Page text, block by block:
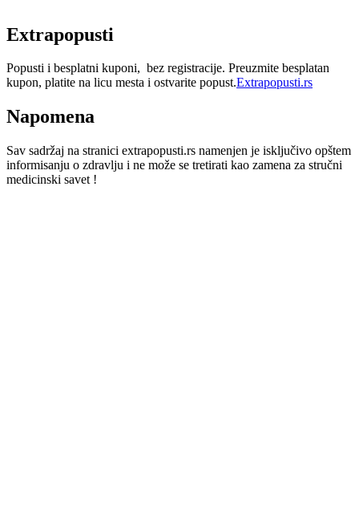
Extrapopusti
Popusti i besplatni kuponi, bez registracije. Preuzmite besplatan
kupon, platite na licu mesta i ostvarite popust.Extrapopusti.rs
Napomena
Sav sadržaj na stranici extrapopusti.rs namenjen je isključivo opštem
informisanju o zdravlju i ne može se tretirati kao zamena za stručni
medicinski savet !